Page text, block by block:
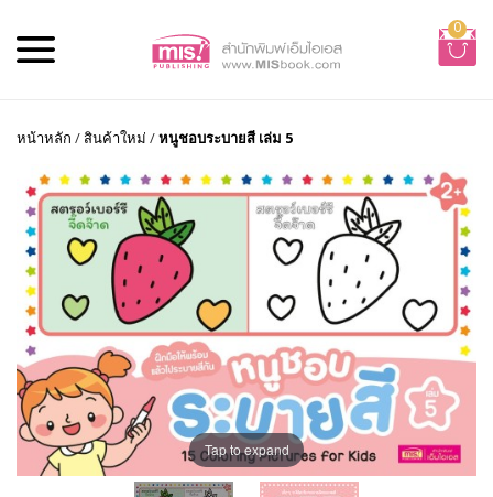
0
หน้าหลัก /สินค้าใหม่ /หนูชอบระบายสี เล่ม 5
Tap to expand